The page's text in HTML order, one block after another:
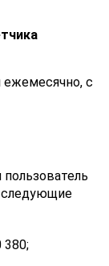
ежемесячно, с
следующие
380;